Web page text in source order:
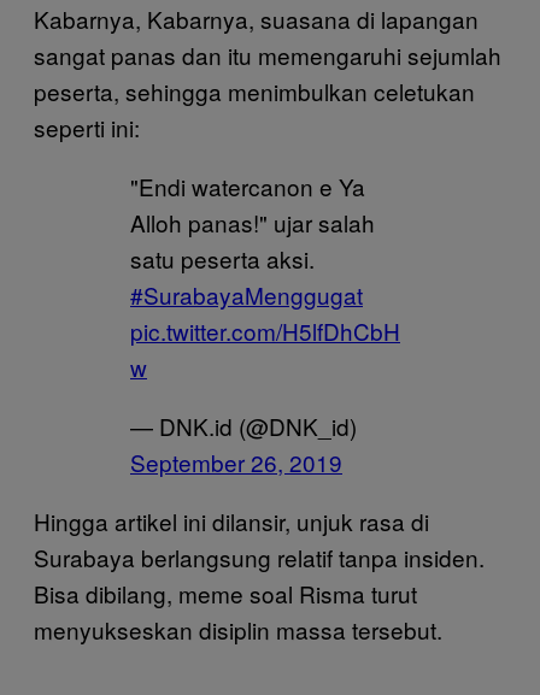
Kabarnya, Kabarnya, suasana di lapangan
sangat panas dan itu memengaruhi sejumlah
peserta, sehingga menimbulkan celetukan
seperti ini:
"Endi watercanon e Ya
Alloh panas!" ujar salah
satu peserta aksi.
#SurabayaMenggugat
pic.twitter.com/H5lfDhCbH
w
— DNK.id (@DNK_id)
September 26, 2019
Hingga artikel ini dilansir, unjuk rasa di
Surabaya berlangsung relatif tanpa insiden.
Bisa dibilang, meme soal Risma turut
menyukseskan disiplin massa tersebut.